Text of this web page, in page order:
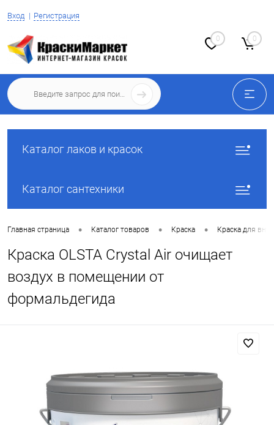
Вход Регистрация
0 0
Каталог лаков и красок
Каталог сантехники
Главная страница • Каталог товаров • Краска • Краска для
Краска OLSTA Crystal Air очищает
воздух в помещении от
формальдегида